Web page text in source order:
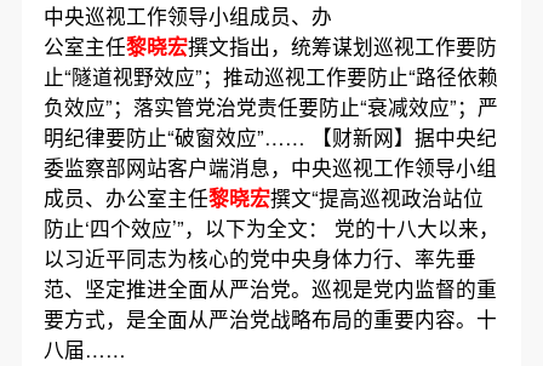
中央巡视工作领导小组成员、办
公室主任黎晓宏撰文指出，统筹谋划巡视工作要防
止“隧道视野效应”；推动巡视工作要防止“路径依赖
负效应”；落实管党治党责任要防止“衰减效应”；严
明纪律要防止“破窗效应”…… 【财新网】据中央纪
委监察部网站客户端消息，中央巡视工作领导小组
成员、办公室主任黎晓宏撰文“提高巡视政治站位
防止‘四个效应’”，以下为全文： 党的十八大以来，
以习近平同志为核心的党中央身体力行、率先垂
范、坚定推进全面从严治党。巡视是党内监督的重
要方式，是全面从严治党战略布局的重要内容。十
八届……